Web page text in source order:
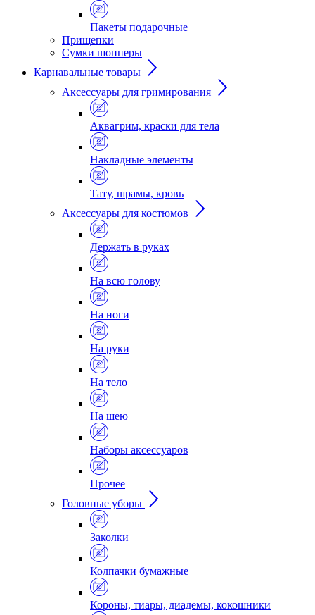
Пакеты подарочные
Прищепки
Сумки шопперы
Карнавальные товары
Аксессуары для гримирования
Аквагрим, краски для тела
Накладные элементы
Тату, шрамы, кровь
Аксессуары для костюмов
Держать в руках
На всю голову
На ноги
На руки
На тело
На шею
Наборы аксессуаров
Прочее
Головные уборы
Заколки
Колпачки бумажные
Короны, тиары, диадемы, кокошники